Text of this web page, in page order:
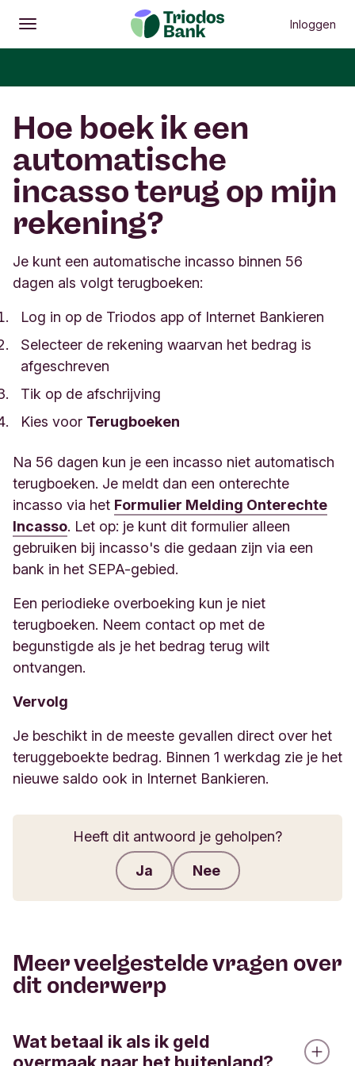
Openen
Hoofdmenu Inloggen
Hoe boek ik een
automatische
incasso terug op mijn
rekening?
Je kunt een automatische incasso binnen 56
dagen als volgt terugboeken:
Log in op de Triodos app of Internet Bankieren
Selecteer de rekening waarvan het bedrag is
afgeschreven
Tik op de afschrijving
Kies voor Terugboeken
Na 56 dagen kun je een incasso niet automatisch
terugboeken. Je meldt dan een onterechte
incasso via het Formulier Melding Onterechte
Incasso. Let op: je kunt dit formulier alleen
gebruiken bij incasso's die gedaan zijn via een
bank in het SEPA-gebied.
Een periodieke overboeking kun je niet
terugboeken. Neem contact op met de
begunstigde als je het bedrag terug wilt
ontvangen.
Vervolg
Je beschikt in de meeste gevallen direct over het
teruggeboekte bedrag. Binnen 1 werkdag zie je het
nieuwe saldo ook in Internet Bankieren.
Heeft dit antwoord je geholpen?
Ja Nee
Meer veelgestelde vragen over
dit onderwerp
Wat betaal ik als ik geld